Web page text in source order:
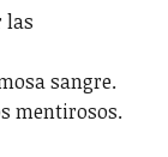
las
sangre.
mentirosos.